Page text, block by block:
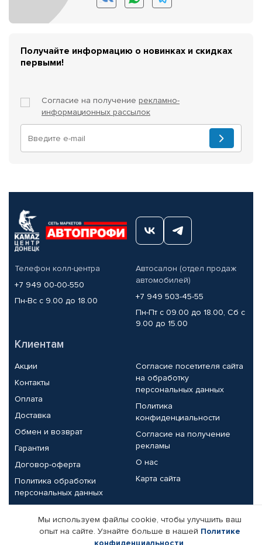
Получайте информацию о новинках и скидках
первыми!
Согласие на получение рекламно-
информационных рассылок
Телефон колл-центра
+7 949 00-00-550
Пн-Вс с 9.00 до 18.00
Автосалон (отдел продаж
автомобилей)
+7 949 503-45-55
Пн-Пт с 09.00 до 18.00, Сб с
9.00 до 15.00
Клиентам
Акции
Контакты
Оплата
Доставка
Обмен и возврат
Гарантия
Договор-оферта
Политика обработки
персональных данных
Согласие посетителя сайта
на обработку
персональных данных
Политика
конфиденциальности
Согласие на получение
рекламы
О нас
Карта сайта
Партнерам
Корпоративным клиентам Реквизиты компании
Мы используем файлы cookie, чтобы улучшить ваш
опыт на сайте. Узнайте больше в нашей Политике
конфиденциальности